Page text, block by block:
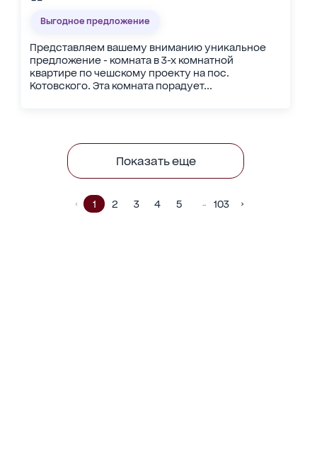
Выгодное предложение
Представляем вашему вниманию уникальное
предложение - комната в 3-х комнатной
квартире по чешскому проекту на пос.
Котовского. Эта комната порадует...
Показать еще
1 2 3 4 5 … 103